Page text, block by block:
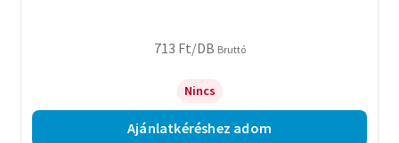
713 Ft/DB Bruttó
Nincs
Ajánlatkéréshez adom